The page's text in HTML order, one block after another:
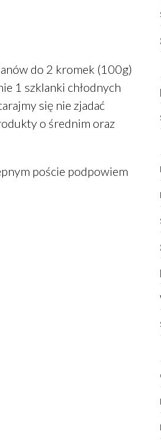
do 2 kromek (100g)
1 szklanki chłodnych
się nie zjadać
o średnim oraz
poście podpowiem